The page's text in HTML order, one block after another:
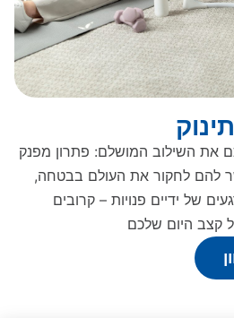
את השילוב המושלם: פתרון מפנק
להם לחקור את העולם בבטחה,
של ידיים פנויות – קרובים
קצב היום שלכם